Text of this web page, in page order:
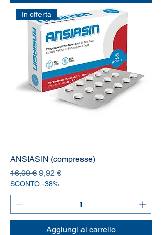
In offerta
ANSIASIN (compresse)
Prezzo regolare
16,00 € Prezzo scontato
9,92 €
SCONTO -38%
Aggiungi al carrello